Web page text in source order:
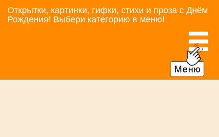
Открытки, картинки, гифки, стихи и проза с Днём
Рождения! Выбери категорию в меню!